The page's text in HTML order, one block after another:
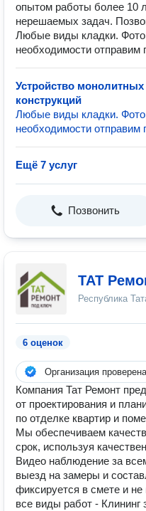
опытом работы более 10
нерешаемых задач.
Любые виды кладки.
необходимости отправим
Устройство
конструкций
Любые виды кладки.
необходимости отправим
Ещё 7 услуг
Позвонить
ТАТ
Республика
6 оценок
Организация проверена
Компания Тат Ремонт
от проектирования и
по отделке квартир и
Мы обеспечиваем
срок, используя
Видео наблюдение за
выезд на замеры и
фиксируется в смете и не
все виды работ -